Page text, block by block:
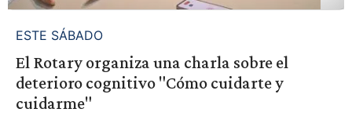
ESTE SÁBADO
El Rotary organiza una charla sobre el
deterioro cognitivo "Cómo cuidarte y
cuidarme"